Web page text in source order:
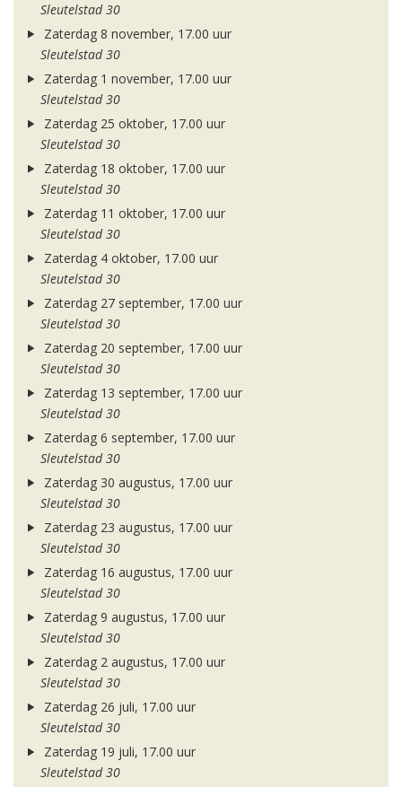
Sleutelstad 30
Zaterdag 8 november, 17.00 uur
Sleutelstad 30
Zaterdag 1 november, 17.00 uur
Sleutelstad 30
Zaterdag 25 oktober, 17.00 uur
Sleutelstad 30
Zaterdag 18 oktober, 17.00 uur
Sleutelstad 30
Zaterdag 11 oktober, 17.00 uur
Sleutelstad 30
Zaterdag 4 oktober, 17.00 uur
Sleutelstad 30
Zaterdag 27 september, 17.00 uur
Sleutelstad 30
Zaterdag 20 september, 17.00 uur
Sleutelstad 30
Zaterdag 13 september, 17.00 uur
Sleutelstad 30
Zaterdag 6 september, 17.00 uur
Sleutelstad 30
Zaterdag 30 augustus, 17.00 uur
Sleutelstad 30
Zaterdag 23 augustus, 17.00 uur
Sleutelstad 30
Zaterdag 16 augustus, 17.00 uur
Sleutelstad 30
Zaterdag 9 augustus, 17.00 uur
Sleutelstad 30
Zaterdag 2 augustus, 17.00 uur
Sleutelstad 30
Zaterdag 26 juli, 17.00 uur
Sleutelstad 30
Zaterdag 19 juli, 17.00 uur
Sleutelstad 30